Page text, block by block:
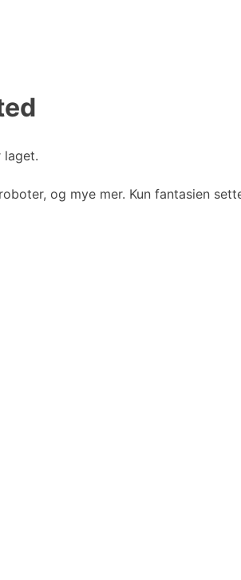
laget.
og mye mer. Kun fantasien